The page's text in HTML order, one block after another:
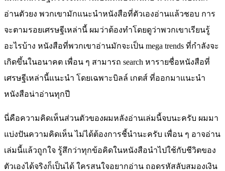
อ่านตัวยง พวกเขามักแนะนำหนังสือที่ตัวเองอ่านแล้วชอบ การ
จะตามรอยเศรษฐีเหล่านี้ ผมว่าต้องทำโดยดูว่าพวกเขาเรียนรู้
อะไรบ้าง หนังสือที่พวกเขาอ่านมักจะเป็น mega trends ที่กำลังจะ
เกิดขึ้นในอนาคต เพื่อน ๆ สามารถ search หารายชื่อหนังสือที่
เศรษฐีเหล่านี้แนะนำ โดยเฉพาะบิลล์ เกตส์ ที่ออกมาแนะนำ
หนังสือน่าอ่านทุกปี
นี่คือความคิดเห็นส่วนตัวของผมหลังอ่านเล่มนี้จบนะครับ ผมมา
แบ่งปันความคิดเห็น ไม่ได้ต้องการชี้นำนะครับ เพื่อน ๆ อาจอ่าน
เล่มนี้แล้วถูกใจ รู้สึกว่าทุกข้อคิดในหนังสือนำไปใช้กับชีวิตของ
ตัวเองได้จริงก็เป็นได้ ใครสนใจอยากอ่าน ถอดรหัสลับสมองเงิน